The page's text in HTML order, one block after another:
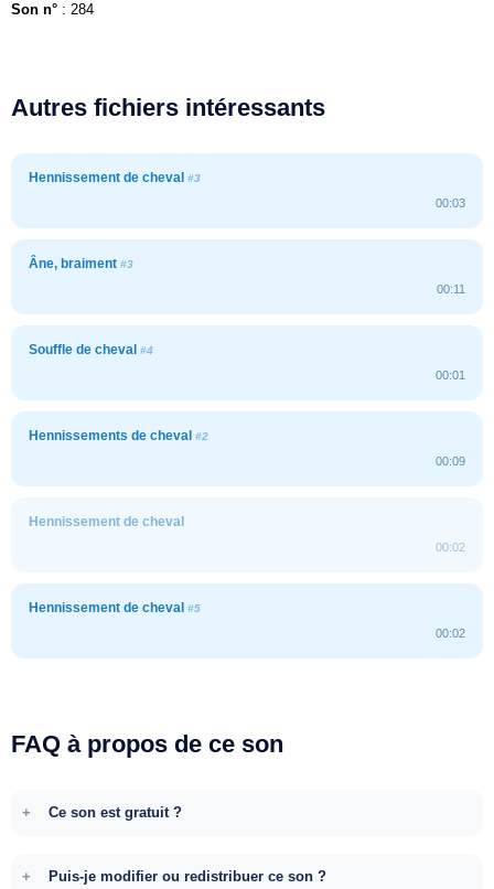
Son n° : 284
Autres fichiers intéressants
Hennissement de cheval #3
00:03
Âne, braiment #3
00:11
Souffle de cheval #4
00:01
Hennissements de cheval #2
00:09
Hennissement de cheval
00:02
Hennissement de cheval #5
00:02
FAQ à propos de ce son
Ce son est gratuit ?
Puis-je modifier ou redistribuer ce son ?